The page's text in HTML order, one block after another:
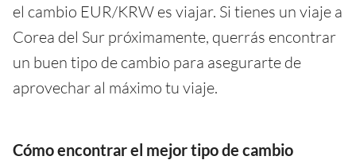
el cambio EUR/KRW es viajar. Si tienes un viaje a
Corea del Sur próximamente, querrás encontrar
un buen tipo de cambio para asegurarte de
aprovechar al máximo tu viaje.
Cómo encontrar el mejor tipo de cambio